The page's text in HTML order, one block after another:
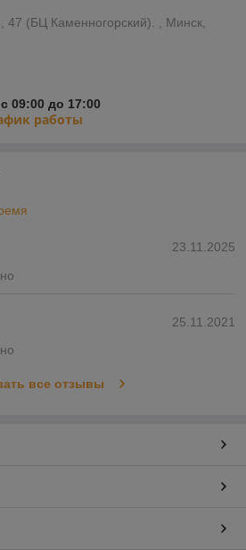
47 (БЦ Каменногорский). , Минск,
09:00 до 17:00
работы
23.11.2025
25.11.2021
все отзывы